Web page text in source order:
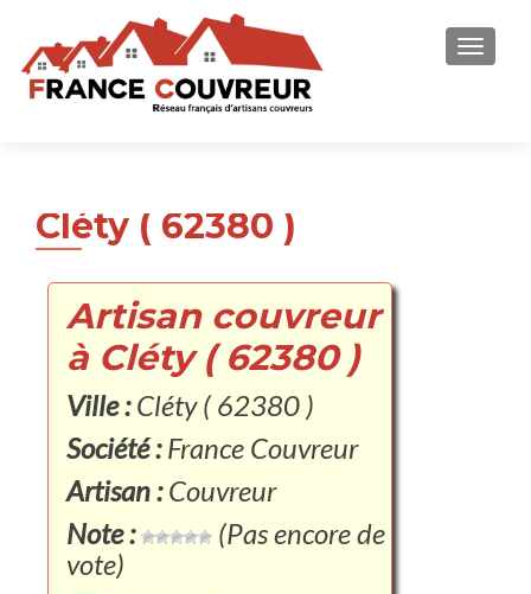
Cléty ( 62380 )
Artisan couvreur
à Cléty ( 62380 )
Ville :Cléty ( 62380 )
Société :France Couvreur
Artisan :Couvreur
Note :
(Pas encore de
vote)